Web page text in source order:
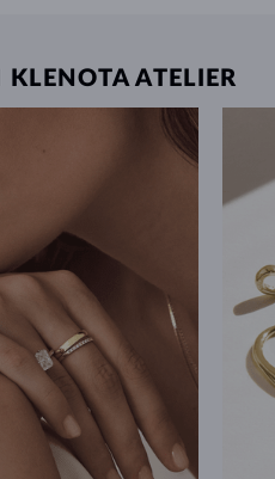
KLENOTA ATELIER